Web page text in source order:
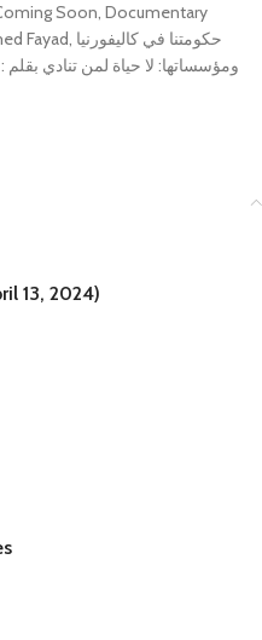
Soon, Documentary
Fayad, حكومتنا في كاليفورنيا
ومؤسساتها: لا حياة لمن تنادي بقلم
13, 2024)